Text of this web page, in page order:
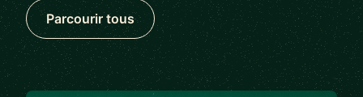
Parcourir tous